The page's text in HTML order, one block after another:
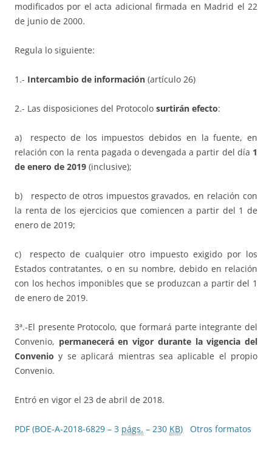
modificados por el acta adicional firmada en Madrid el 22
de junio de 2000.
Regula lo siguiente:
1.- Intercambio de información (artículo 26)
2.- Las disposiciones del Protocolo surtirán efecto:
a) respecto de los impuestos debidos en la fuente, en
relación con la renta pagada o devengada a partir del día 1
de enero de 2019 (inclusive);
b) respecto de otros impuestos gravados, en relación con
la renta de los ejercicios que comiencen a partir del 1 de
enero de 2019;
c) respecto de cualquier otro impuesto exigido por los
Estados contratantes, o en su nombre, debido en relación
con los hechos imponibles que se produzcan a partir del 1
de enero de 2019.
3ª.-El presente Protocolo, que formará parte integrante del
Convenio, permanecerá en vigor durante la vigencia del
Convenio y se aplicará mientras sea aplicable el propio
Convenio.
Entró en vigor el 23 de abril de 2018.
PDF (BOE-A-2018-6829 – 3 págs. – 230 KB) Otros formatos